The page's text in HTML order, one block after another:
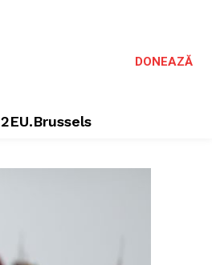
DONEAZĂ
2EU.Brussels